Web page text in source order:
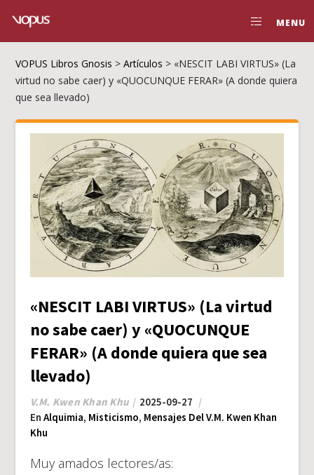
MENU
VOPUS Libros Gnosis >Artículos > «NESCIT LABI VIRTUS» (La
virtud no sabe caer) y «QUOCUNQUE FERAR» (A donde quiera
que sea llevado)
«NESCIT LABI VIRTUS» (La virtud
no sabe caer) y «QUOCUNQUE
FERAR» (A donde quiera que sea
llevado)
V.M. Kwen Khan Khu
2025-09-27
En Alquimia, Misticismo, Mensajes Del V.M. Kwen Khan
Khu
Muy amados lectores/as: